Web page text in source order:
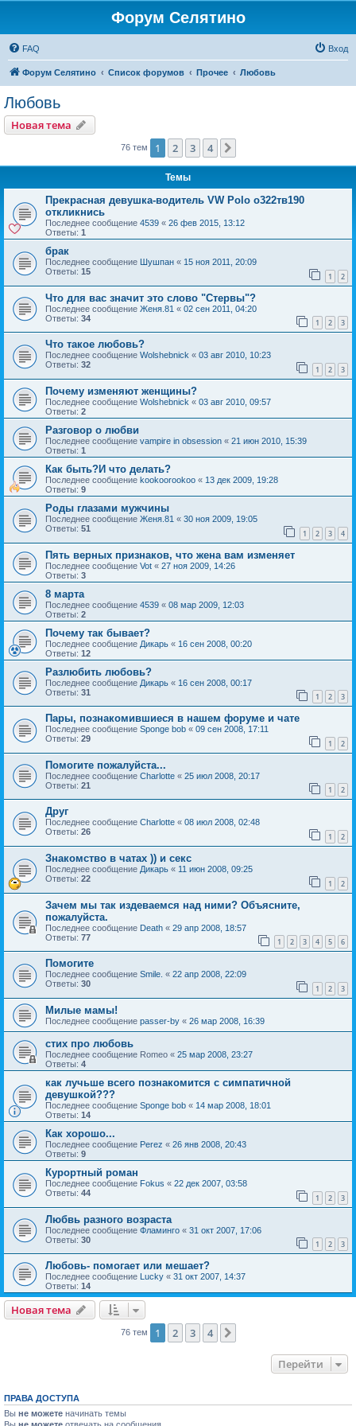
Форум Селятино
FAQ Вход
Форум Селятино Список форумов Прочее Любовь
Любовь
Новая тема
76 тем 1 2 3 4
Темы
Прекрасная девушка-водитель VW Polo о322тв190
откликнись
Последнее сообщение 4539 « 26 фев 2015, 13:12
Ответы: 1
брак
Последнее сообщение Шушпан « 15 ноя 2011, 20:09
Ответы: 15 1 2
Что для вас значит это слово "Стервы"?
Последнее сообщение Женя.81 « 02 сен 2011, 04:20
Ответы: 34 1 2 3
Что такое любовь?
Последнее сообщение Wolshebnick « 03 авг 2010, 10:23
Ответы: 32 1 2 3
Почему изменяют женщины?
Последнее сообщение Wolshebnick « 03 авг 2010, 09:57
Ответы: 2
Разговор о любви
Последнее сообщение vampire in obsession « 21 июн 2010, 15:39
Ответы: 1
Как быть?И что делать?
Последнее сообщение kookoorookoo « 13 дек 2009, 19:28
Ответы: 9
Роды глазами мужчины
Последнее сообщение Женя.81 « 30 ноя 2009, 19:05
Ответы: 51 1 2 3 4
Пять верных признаков, что жена вам изменяет
Последнее сообщение Vot « 27 ноя 2009, 14:26
Ответы: 3
8 марта
Последнее сообщение 4539 « 08 мар 2009, 12:03
Ответы: 2
Почему так бывает?
Последнее сообщение Дикарь « 16 сен 2008, 00:20
Ответы: 12
Разлюбить любовь?
Последнее сообщение Дикарь « 16 сен 2008, 00:17
Ответы: 31 1 2 3
Пары, познакомившиеся в нашем форуме и чате
Последнее сообщение Sponge bob « 09 сен 2008, 17:11
Ответы: 29 1 2
Помогите пожалуйста...
Последнее сообщение Charlotte « 25 июл 2008, 20:17
Ответы: 21 1 2
Друг
Последнее сообщение Charlotte « 08 июл 2008, 02:48
Ответы: 26 1 2
Знакомство в чатах )) и секс
Последнее сообщение Дикарь « 11 июн 2008, 09:25
Ответы: 22 1 2
Зачем мы так издеваемся над ними? Объясните,
пожалуйста.
Последнее сообщение Death « 29 апр 2008, 18:57
Ответы: 77 1 2 3 4 5 6
Помогите
Последнее сообщение Smile. « 22 апр 2008, 22:09
Ответы: 30 1 2 3
Милые мамы!
Последнее сообщение passer-by « 26 мар 2008, 16:39
стих про любовь
Последнее сообщение Romeo « 25 мар 2008, 23:27
Ответы: 4
как лучьше всего познакомится с симпатичной
девушкой???
Последнее сообщение Sponge bob « 14 мар 2008, 18:01
Ответы: 14
Как хорошо...
Последнее сообщение Perez « 26 янв 2008, 20:43
Ответы: 9
Курортный роман
Последнее сообщение Fokus « 22 дек 2007, 03:58
Ответы: 44 1 2 3
Любвь разного возраста
Последнее сообщение Фламинго « 31 окт 2007, 17:06
Ответы: 30 1 2 3
Любовь- помогает или мешает?
Последнее сообщение Lucky « 31 окт 2007, 14:37
Ответы: 14
Новая тема
76 тем 1 2 3 4
Перейти
ПРАВА ДОСТУПА
Вы не можете начинать темы